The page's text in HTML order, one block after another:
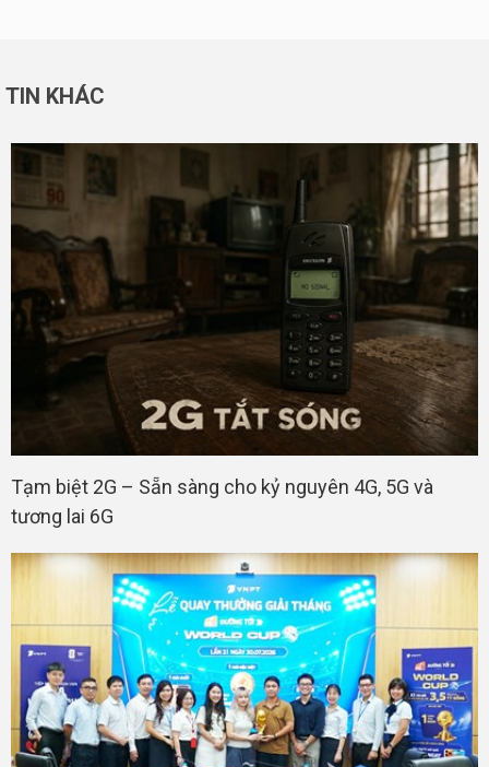
TIN KHÁC
Tạm biệt 2G – Sẵn sàng cho kỷ nguyên 4G, 5G và
tương lai 6G